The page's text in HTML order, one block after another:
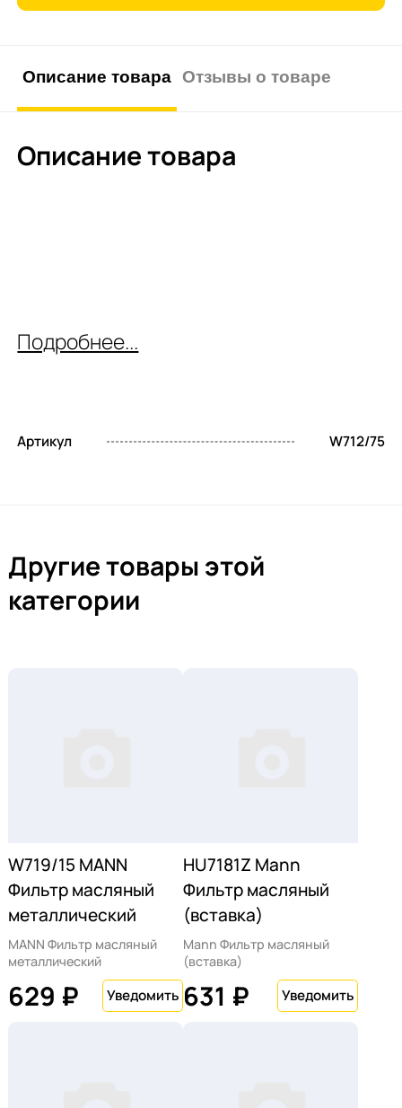
Описание товара Отзывы о товаре
Описание товара
Подробнее...
Артикул W712/75
Другие товары этой
категории
W719/15 MANN
Фильтр масляный
металлический
MANN Фильтр масляный
металлический
629 ₽
HU7181Z Mann
Фильтр масляный
(вставка)
Mann Фильтр масляный
(вставка)
631 ₽